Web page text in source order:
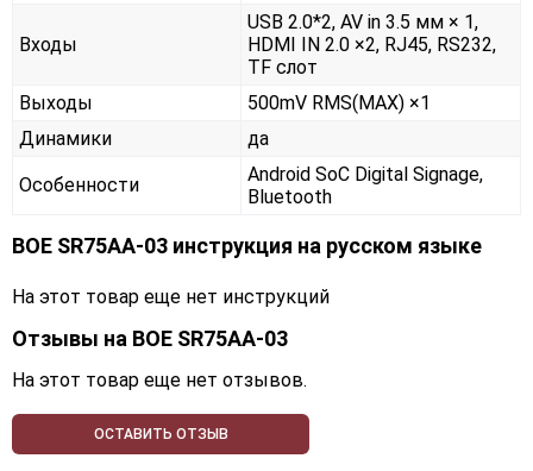
Входы
USB 2.0*2, AV in 3.5 мм × 1,
HDMI IN 2.0 ×2, RJ45, RS232,
TF слот
Выходы
500mV RMS(MAX) ×1
Динамики
да
Особенности
Android SoC Digital Signage,
Bluetooth
BOE SR75AA-03 инструкция на русском языке
На этот товар еще нет инструкций
Отзывы на BOE SR75AA-03
На этот товар еще нет отзывов.
ОСТАВИТЬ ОТЗЫВ